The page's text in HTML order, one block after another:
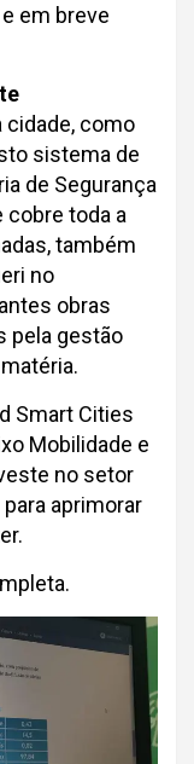
em breve
cidade, como
sistema de
de Segurança
cobre toda a
também
no
obras
pela gestão
Smart Cities
Mobilidade e
no setor
aprimorar